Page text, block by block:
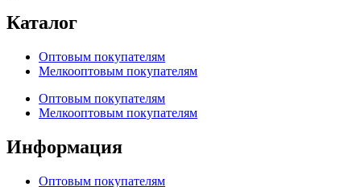
Каталог
Оптовым покупателям
Мелкооптовым покупателям
Оптовым покупателям
Мелкооптовым покупателям
Информация
Оптовым покупателям